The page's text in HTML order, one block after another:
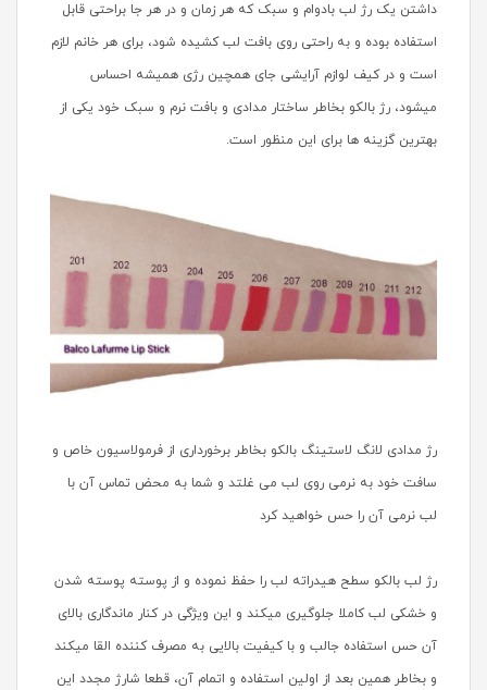
داشتن یک رژ لب بادوام و سبک که هر زمان و در هر جا براحتی قابل
استفاده بوده و به راحتی روی بافت لب کشیده شود، برای هر خانم لازم
است و در کیف لوازم آرایشی جای همچین رژی همیشه احساس
میشود، رژ بالکو بخاطر ساختار مدادی و بافت نرم و سبک خود یکی از
بهترین گزینه ها برای این منظور است.
رژ مدادی لانگ لاستینگ بالکو بخاطر برخورداری از فرمولاسیون خاص و
سافت خود به نرمی روی لب می غلتد و شما به محض تماس آن با
لب نرمی آن را حس خواهید کرد
رژ لب بالکو سطح هیدراته لب را حفظ نموده و از پوسته پوسته شدن
و خشکی لب کاملا جلوگیری میکند و این ویژگی در کنار ماندگاری بالای
آن حس استفاده جالب و با کیفیت بالایی به مصرف کننده القا میکند
و بخاطر همین بعد از اولین استفاده و اتمام آن، قطعا شارژ مجدد این